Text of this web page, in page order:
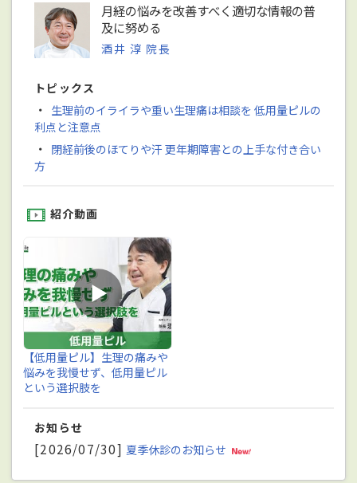
月経の悩みを改善すべく適切な情報の普
及に努める
酒井 淳 院長
トピックス
・ 生理前のイライラや重い生理痛は相談を 低用量ピルの
利点と注意点
・ 閉経前後のほてりや汗 更年期障害との上手な付き合い
方
紹介動画
【低用量ピル】生理の痛みや
悩みを我慢せず、低用量ピル
という選択肢を
お知らせ
[2026/07/30] 夏季休診のお知らせ